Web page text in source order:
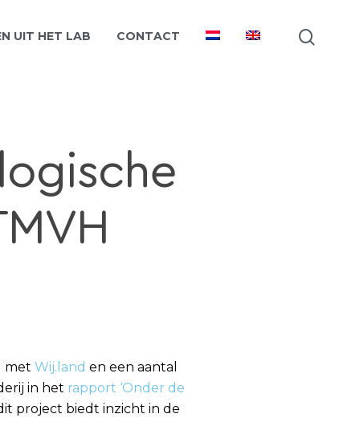
UIT HET LAB CONTACT
met Wij.land en een aantal
in het rapport ‘Onder de
project biedt inzicht in de